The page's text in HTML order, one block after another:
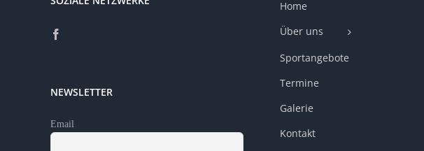
NEWSLETTER
Email
Home
Über uns
Sportangebote
Termine
Galerie
Kontakt